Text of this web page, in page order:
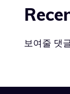
보여줄 댓